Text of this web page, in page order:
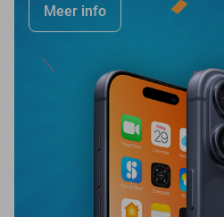
Meer info